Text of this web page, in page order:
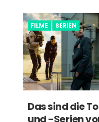
FILME SERIEN
Das sind die
und -Serien